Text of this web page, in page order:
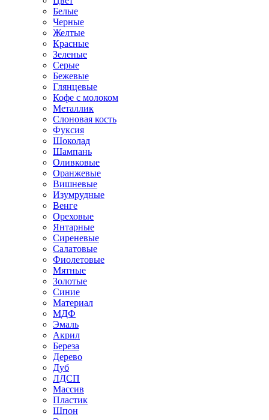
Белые
Черные
Желтые
Красные
Зеленые
Серые
Бежевые
Глянцевые
Кофе с молоком
Металлик
Слоновая кость
Фуксия
Шоколад
Шампань
Оливковые
Оранжевые
Вишневые
Изумрудные
Венге
Ореховые
Янтарные
Сиреневые
Салатовые
Фиолетовые
Мятные
Золотые
Синие
Материал
МДФ
Эмаль
Акрил
Береза
Дерево
Дуб
ЛДСП
Массив
Пластик
Шпон